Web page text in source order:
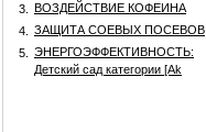
3.
ВОЗДЕЙСТВИЕ КОФЕИНА
4.
ЗАЩИТА СОЕВЫХ ПОСЕВОВ
5.
ЭНЕРГОЭФФЕКТИВНОСТЬ:
Детский сад категории [Аk